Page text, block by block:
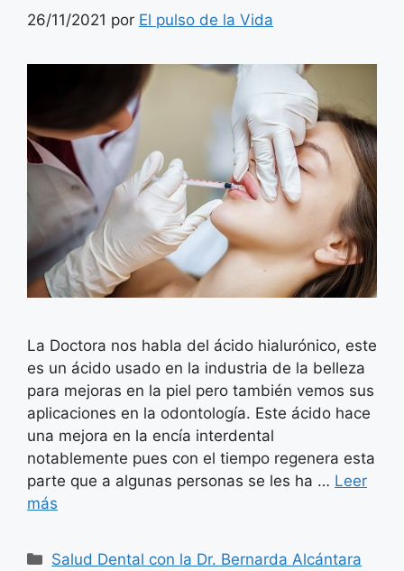
26/11/2021 por El pulso de la Vida
La Doctora nos habla del ácido hialurónico, este
es un ácido usado en la industria de la belleza
para mejoras en la piel pero también vemos sus
aplicaciones en la odontología. Este ácido hace
una mejora en la encía interdental
notablemente pues con el tiempo regenera esta
parte que a algunas personas se les ha … Leer
más
Categorías
Salud Dental con la Dr. Bernarda Alcántara